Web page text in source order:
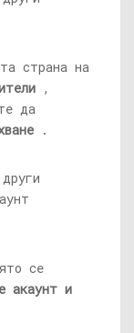
страна на
,
да
.
се
акаунт и